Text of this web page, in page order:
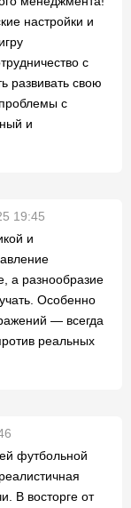
настройки и
с
развивать свою
с
и
19:45
и
а разнообразие
Особенно
— всегда
реальных
футбольной
В восторге от